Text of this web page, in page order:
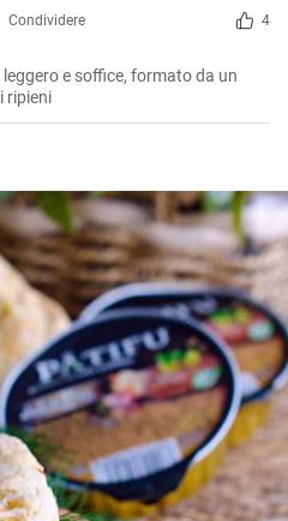
Condividere 4
e soffice, formato da un
ripieni